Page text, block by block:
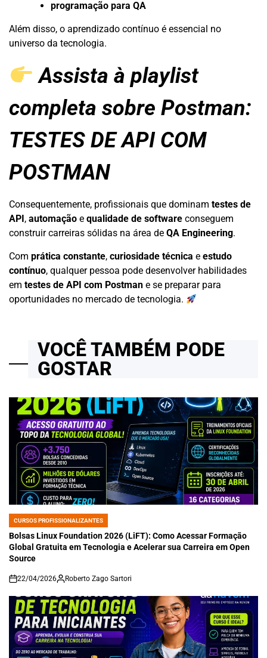
programação para QA
Além disso, o aprendizado contínuo é essencial no
universo da tecnologia.
Assista à playlist
completa sobre Postman:
TESTES DE API COM
POSTMAN
Consequentemente, profissionais que dominam testes de
API, automação e qualidade de software conseguem
construir carreiras sólidas na área de QA Engineering.
Com prática constante, curiosidade técnica e estudo
contínuo, qualquer pessoa pode desenvolver habilidades
em testes de API com Postman e se preparar para
oportunidades no mercado de tecnologia.
VOCÊ TAMBÉM PODE
GOSTAR
POSTED
IN
CURSOS PROFISSIONALIZANTES
Bolsas Linux Foundation 2026 (LiFT): Como Acessar Formação
Global Gratuita em Tecnologia e Acelerar sua Carreira em Open
Source
on
22/04/2026 Roberto Zago Sartori